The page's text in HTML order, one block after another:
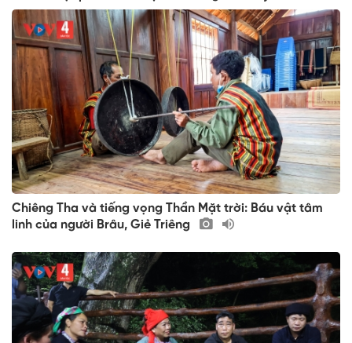
Chiêng Tha và tiếng vọng Thần Mặt trời: Báu vật tâm
linh của người Brâu, Giẻ Triêng